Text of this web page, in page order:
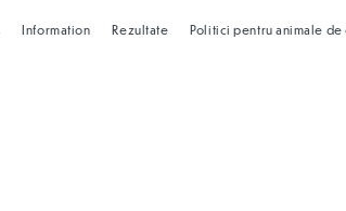
Information Rezultate Politici pentru animale de